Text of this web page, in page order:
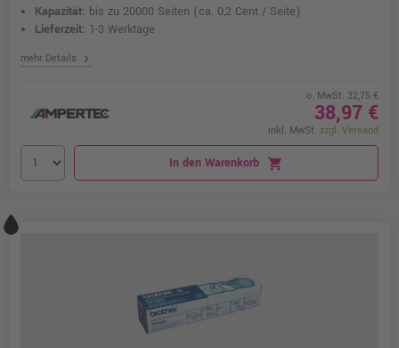
Kapazität: bis zu 20000 Seiten (ca. 0,2 Cent / Seite)
Lieferzeit: 1-3 Werktage
mehr Details chevron_right
o. MwSt. 32,75 €
38,97 €
inkl. MwSt. zzgl. Versand
In den Warenkorb shopping_cart